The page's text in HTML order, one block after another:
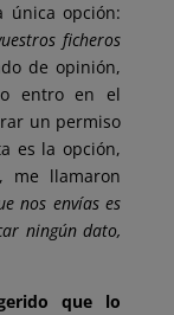
única opción:
ficheros
de opinión,
entro en el
un permiso
es la opción,
me llamaron
nos envías es
ningún dato,
que lo